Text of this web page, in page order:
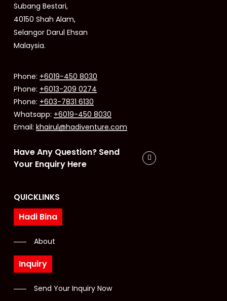
Subang Bestari,
40150 Shah Alam,
Selangor Darul Ehsan
Malaysia.
Phone: +6019-450 8030
Phone: +6013-209 0274
Phone: +603-7831 6130
Whatsapp: +6019-450 8030
Email: khairul@hadiventure.com
Have Any Question? Send
Your Enquiry Here
QUICKLINKS
Hadi Bina
About
Inquiry
Send Your Inquiry Now